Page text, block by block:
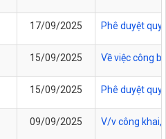
17/09/2025 Phê duyệt
15/09/2025 Về việc công
15/09/2025 Phê duyệt
09/09/2025 V/v công khai,